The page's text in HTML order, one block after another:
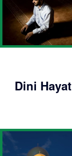
Dini Hayat